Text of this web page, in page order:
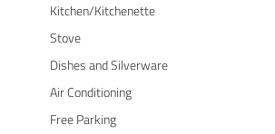
Kitchen/Kitchenette
Stove
Dishes and Silverware
Air Conditioning
Free Parking